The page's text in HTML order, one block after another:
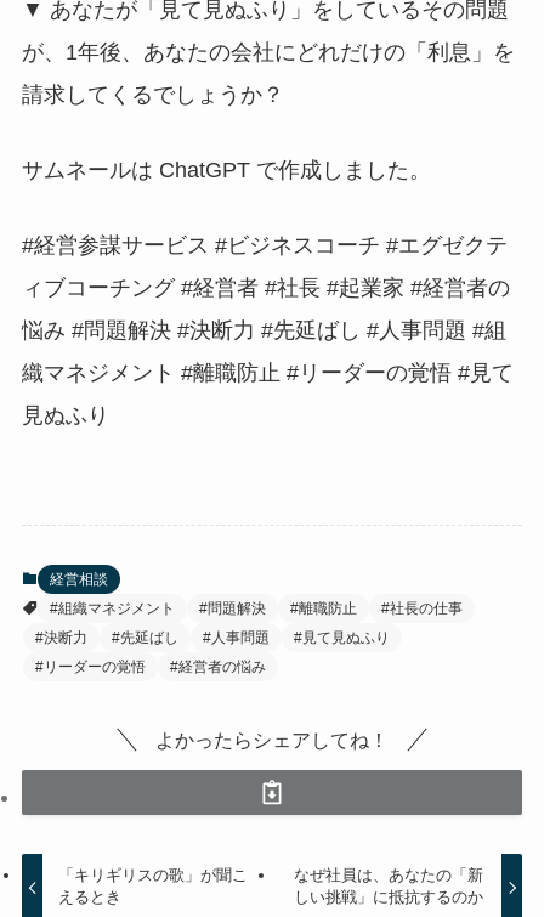
▼ あなたが「見て見ぬふり」をしているその問題
が、1年後、あなたの会社にどれだけの「利息」を
請求してくるでしょうか？
サムネールは ChatGPT で作成しました。
#経営参謀サービス #ビジネスコーチ #エグゼクテ
ィブコーチング #経営者 #社長 #起業家 #経営者の
悩み #問題解決 #決断力 #先延ばし #人事問題 #組
織マネジメント #離職防止 #リーダーの覚悟 #見て
見ぬふり
経営相談
#組織マネジメント
#問題解決 #離職防止
#社長の仕事
#決断力
#先延ばし #人事問題
#見て見ぬふり
#リーダーの覚悟
#経営者の悩み
よかったらシェアしてね！
「キリギリスの歌」が聞こ
えるとき
なぜ社員は、あなたの「新
しい挑戦」に抵抗するのか